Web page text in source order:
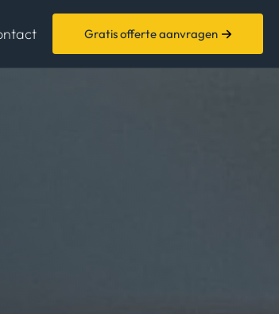
Gratis offerte aanvragen